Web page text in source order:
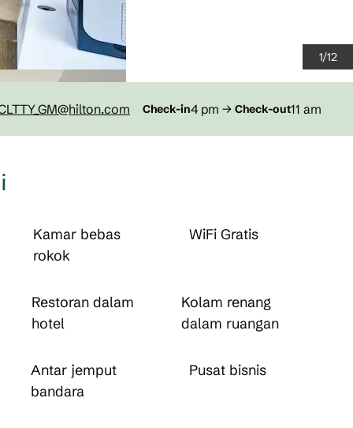
1/12
@hilton.com Check-in4 pm → Check-out11 am
Kamar bebas
rokok
WiFi Gratis
Restoran dalam
hotel
Kolam renang
dalam ruangan
Antar jemput
bandara
Pusat bisnis